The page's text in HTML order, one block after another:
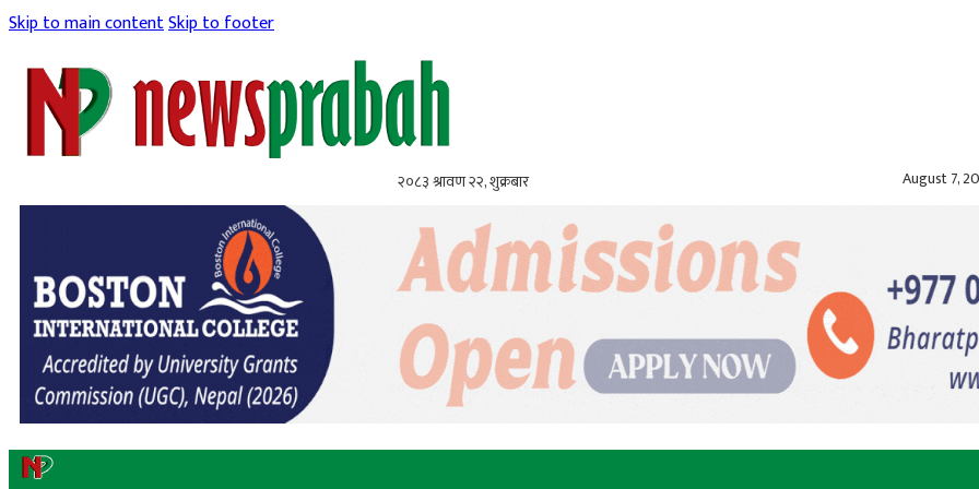
Skip to main contentSkip to footer
२०८३ श्रावण २२, शुक्रबार August 7,